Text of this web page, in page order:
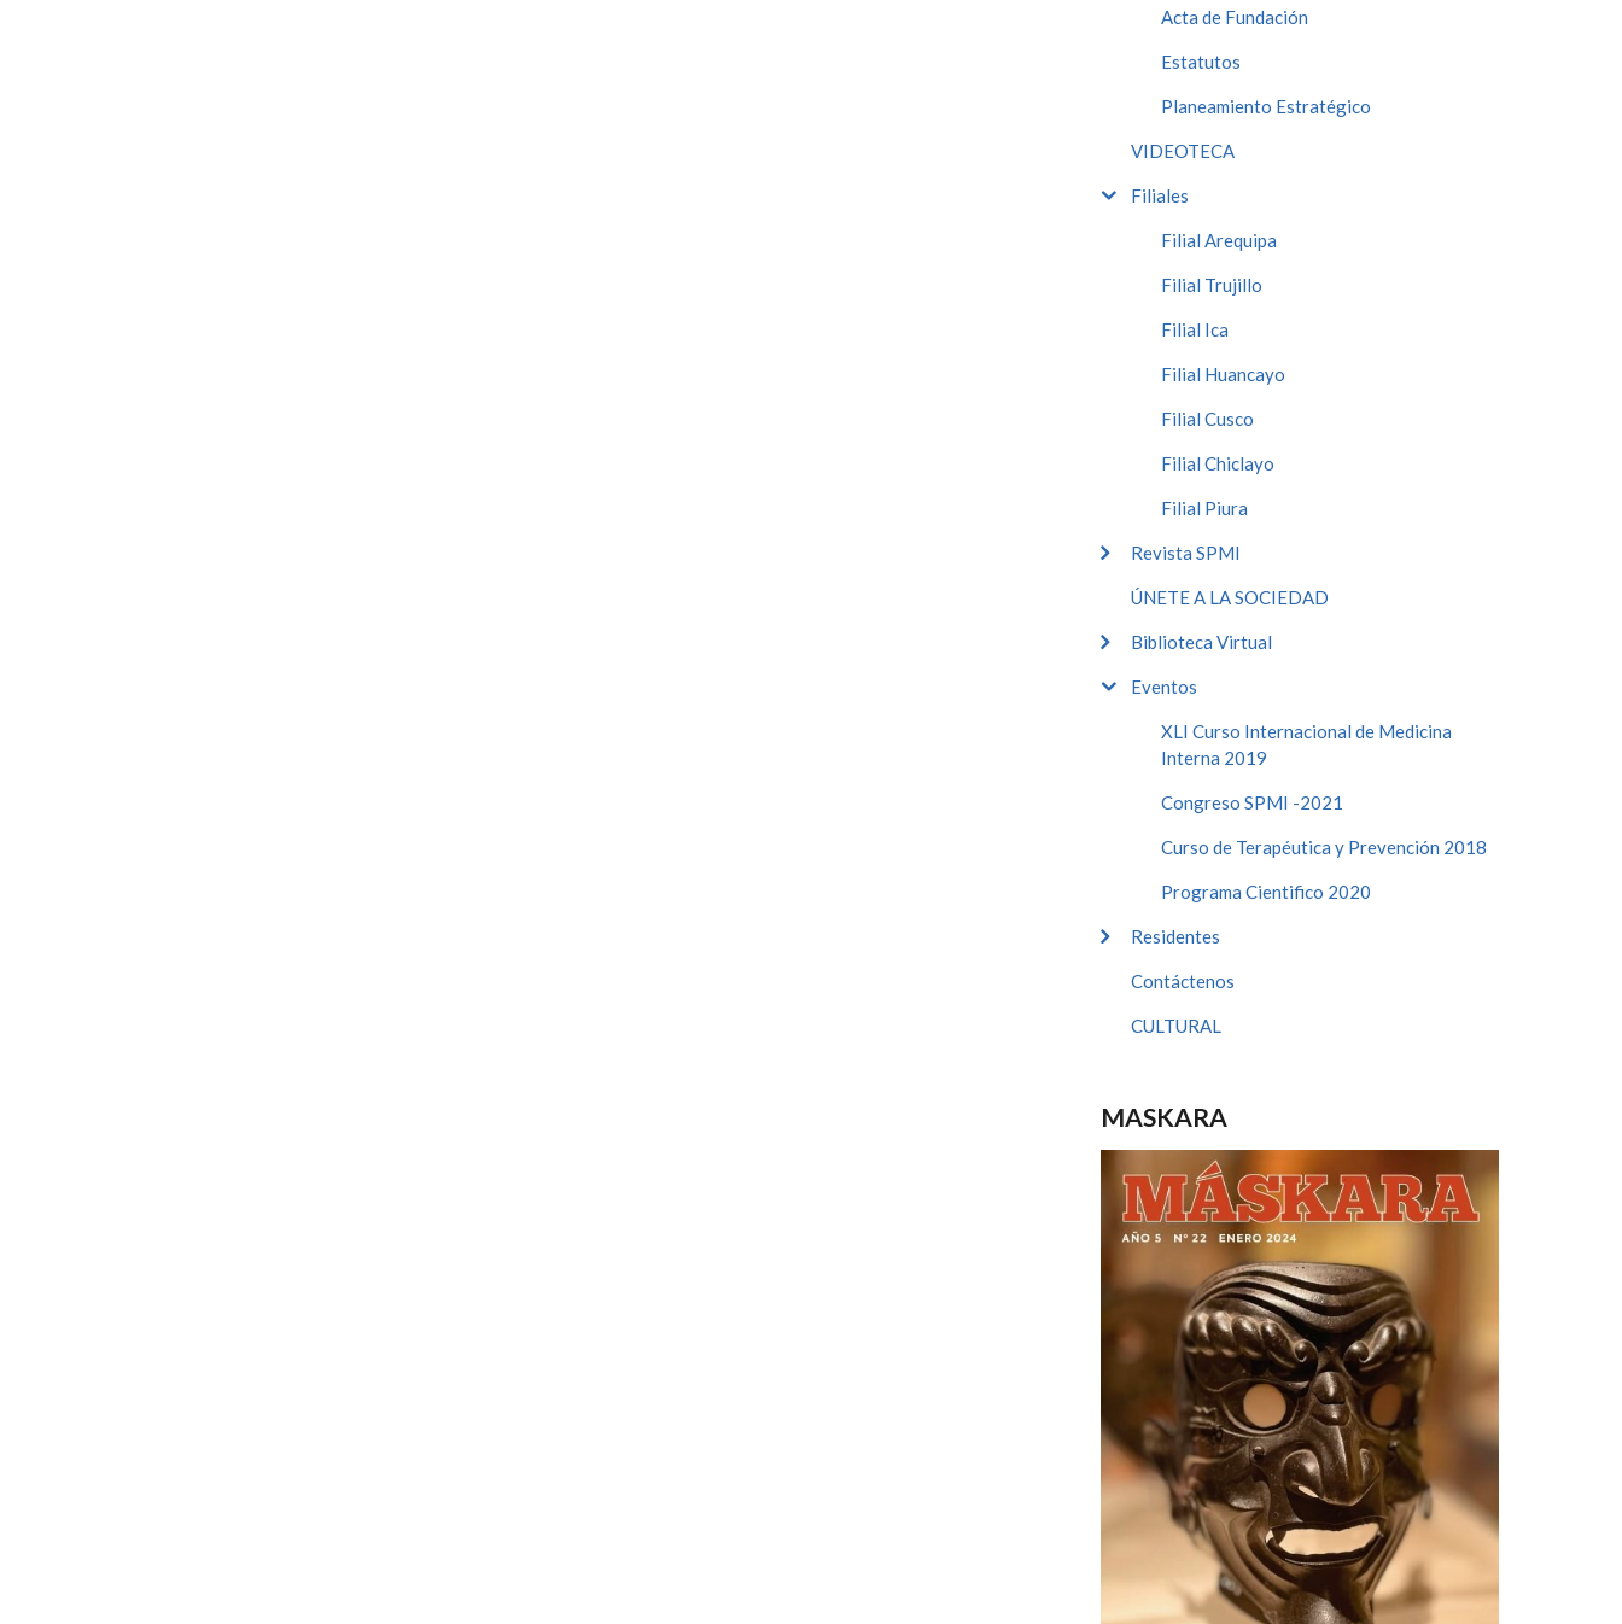
Acta de Fundación
Estatutos
Planeamiento Estratégico
VIDEOTECA
Filiales
Filial Arequipa
Filial Trujillo
Filial Ica
Filial Huancayo
Filial Cusco
Filial Chiclayo
Filial Piura
Revista SPMI
ÚNETE A LA SOCIEDAD
Biblioteca Virtual
Eventos
XLI Curso Internacional de Medicina
Interna 2019
Congreso SPMI -2021
Curso de Terapéutica y Prevención 2018
Programa Cientifico 2020
Residentes
Contáctenos
CULTURAL
MASKARA